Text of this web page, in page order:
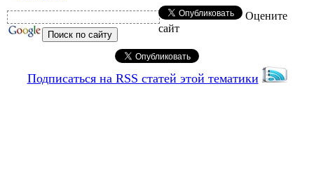
Оцените
сайт
Подписаться на RSS статей этой тематики